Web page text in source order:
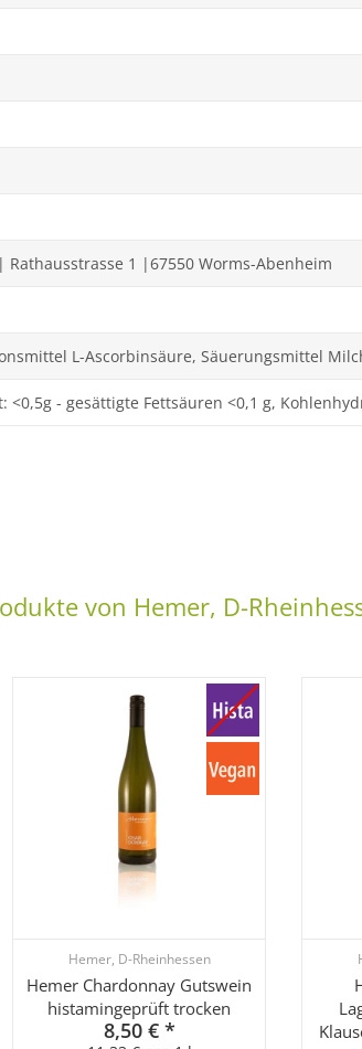
Rathausstrasse 1 |67550 Worms-Abenheim
L-Ascorbinsäure, Säuerungsmittel
<0,5g - gesättigte Fettsäuren <0,1 g,
von Hemer, D-
Hemer, D-Rheinhessen
Hemer Chardonnay Gutswein
histamingeprüft trocken
8,50 € *